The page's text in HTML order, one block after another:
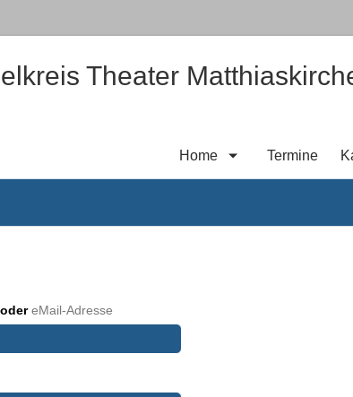
Theater
Home Termine
odereMail-Adresse